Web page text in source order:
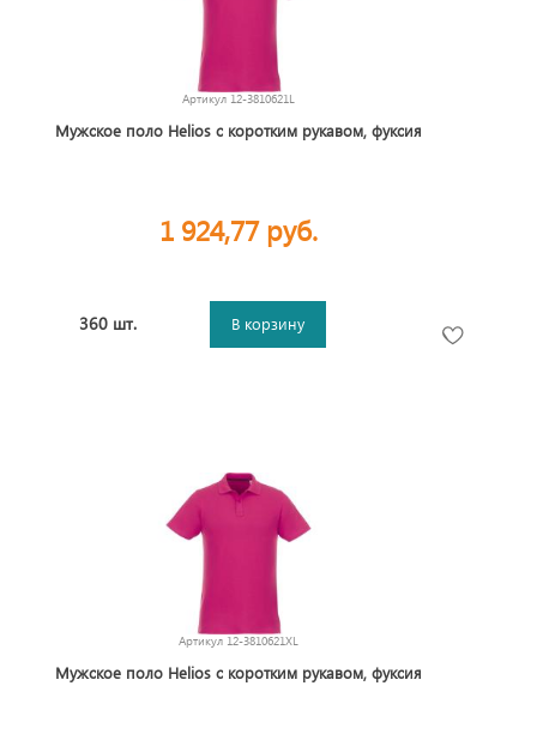
Артикул 12-3810621L
Мужское поло Helios с коротким рукавом, фуксия
1 924,77 руб.
360 шт. В корзину
Артикул 12-3810621XL
Мужское поло Helios с коротким рукавом, фуксия